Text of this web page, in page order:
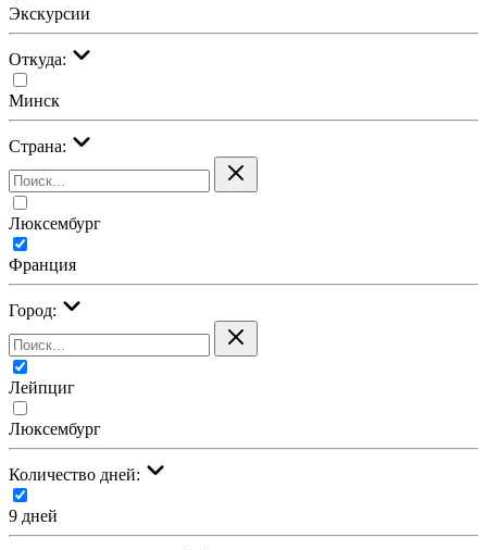
Экскурсии
Откуда:
Минск
Страна:
Люксембург
Франция
Город:
Лейпциг
Люксембург
Количество дней:
9 дней